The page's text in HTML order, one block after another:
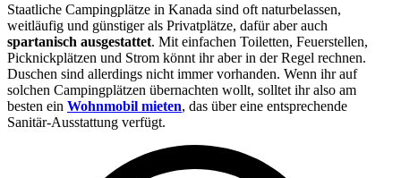
Staatliche Campingplätze in Kanada sind oft naturbelassen,
weitläufig und günstiger als Privatplätze, dafür aber auch
spartanisch ausgestattet. Mit einfachen Toiletten, Feuerstellen,
Picknickplätzen und Strom könnt ihr aber in der Regel rechnen.
Duschen sind allerdings nicht immer vorhanden. Wenn ihr auf
solchen Campingplätzen übernachten wollt, solltet ihr also am
besten ein Wohnmobil mieten, das über eine entsprechende
Sanitär-Ausstattung verfügt.